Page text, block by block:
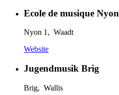
Ecole de musique Nyon
Nyon 1, Waadt
Website
Jugendmusik Brig
Brig, Wallis